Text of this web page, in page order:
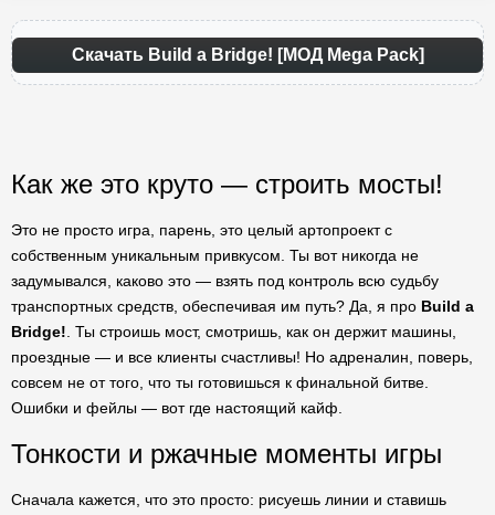
Скачать Build a Bridge! [МОД Mega Pack]
Как же это круто — строить мосты!
Это не просто игра, парень, это целый артопроект с
собственным уникальным привкусом. Ты вот никогда не
задумывался, каково это — взять под контроль всю судьбу
транспортных средств, обеспечивая им путь? Да, я про Build a
Bridge! . Ты строишь мост, смотришь, как он держит машины,
проездные — и все клиенты счастливы! Но адреналин, поверь,
совсем не от того, что ты готовишься к финальной битве.
Ошибки и фейлы — вот где настоящий кайф.
Тонкости и ржачные моменты игры
Сначала кажется, что это просто: рисуешь линии и ставишь